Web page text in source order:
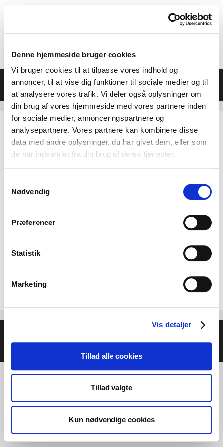
Denne hjemmeside bruger cookies
Vi bruger cookies til at tilpasse vores indhold og
annoncer, til at vise dig funktioner til sociale medier og til
at analysere vores trafik. Vi deler også oplysninger om
din brug af vores hjemmeside med vores partnere inden
for sociale medier, annonceringspartnere og
analysepartnere. Vores partnere kan kombinere disse
data med andre oplysninger, du har givet dem, eller som
de har indsamlet fra din brug af deres tjenester.
Nødvendig
Præferencer
Statistik
Marketing
Vis detaljer
Tillad alle cookies
Tillad valgte
Kun nødvendige cookies
indhold
Menu